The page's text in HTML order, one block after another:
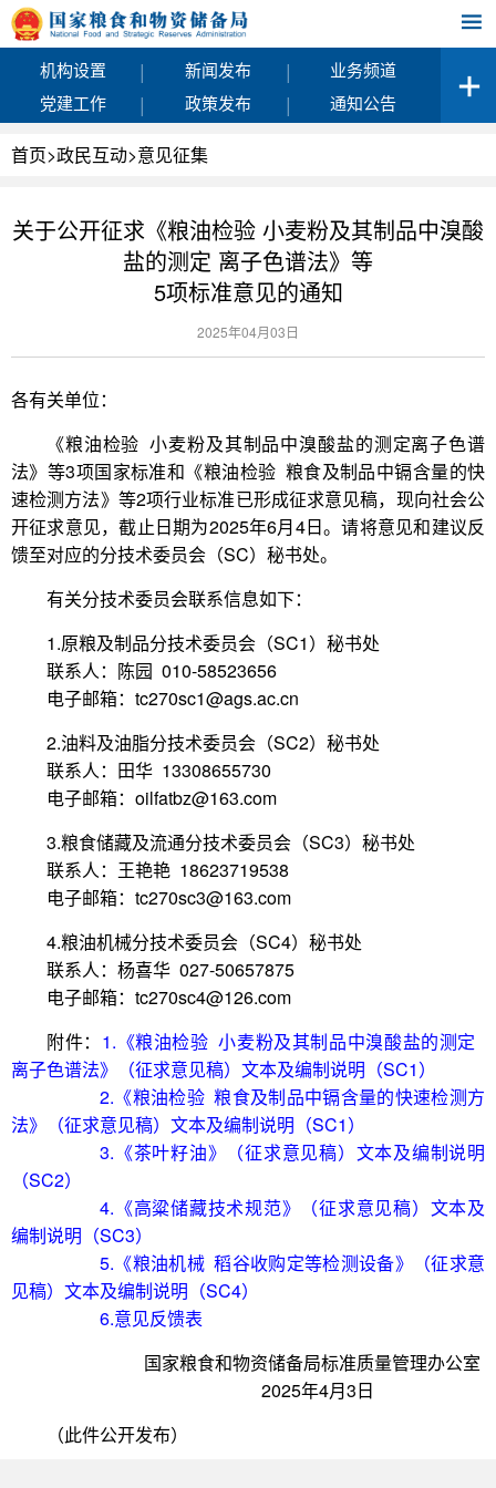
机构设置 | 新闻发布 |
业务频道
党建工作
| 政策发布 | 通知公告
首页>政民互动>意见征集
关于公开征求《粮油检验 小麦粉及其制品中溴酸
盐的测定 离子色谱法》等
5项标准意见的通知
2025年04月03日
各有关单位：
《粮油检验 小麦粉及其制品中溴酸盐的测定离子色谱
法》等3项国家标准和《粮油检验 粮食及制品中镉含量的快
速检测方法》等2项行业标准已形成征求意见稿，现向社会公
开征求意见，截止日期为2025年6月4日。请将意见和建议反
馈至对应的分技术委员会（SC）秘书处。
有关分技术委员会联系信息如下：
1.原粮及制品分技术委员会（SC1）秘书处
联系人：陈园 010-58523656
电子邮箱：tc270sc1@ags.ac.cn
2.油料及油脂分技术委员会（SC2）秘书处
联系人：田华 13308655730
电子邮箱：oilfatbz@163.com
3.粮食储藏及流通分技术委员会（SC3）秘书处
联系人：王艳艳 18623719538
电子邮箱：tc270sc3@163.com
4.粮油机械分技术委员会（SC4）秘书处
联系人：杨喜华 027-50657875
电子邮箱：tc270sc4@126.com
附件： 1.《粮油检验 小麦粉及其制品中溴酸盐的测定
离子色谱法》（征求意见稿）文本及编制说明（SC1）
2.《粮油检验 粮食及制品中镉含量的快速检测方
法》（征求意见稿）文本及编制说明（SC1）
3.《茶叶籽油》（征求意见稿）文本及编制说明
（SC2）
4.《高粱储藏技术规范》（征求意见稿）文本及
编制说明（SC3）
5.《粮油机械 稻谷收购定等检测设备》（征求意
见稿）文本及编制说明（SC4）
6.意见反馈表
国家粮食和物资储备局标准质量管理办公室
2025年4月3日
（此件公开发布）